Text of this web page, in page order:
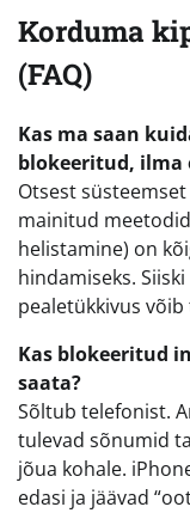
Korduma
(FAQ)
Kas ma saan
blokeeritud, ilma
Otsest
mainitud
helistamine) on
hindamiseks.
pealetükkivus
Kas blokeeritud
saata?
Sõltub telefonist.
tulevad sõnumid
jõua kohale.
edasi ja jäävad